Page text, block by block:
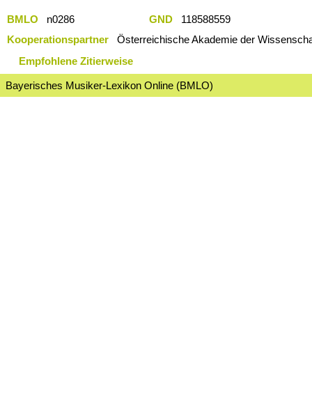
BMLO n0286 GND
118588559
Kooperationspartner
Österreichische Akademie der
Empfohlene Zitierweise
Bayerisches Musiker-Lexikon Online (BMLO)